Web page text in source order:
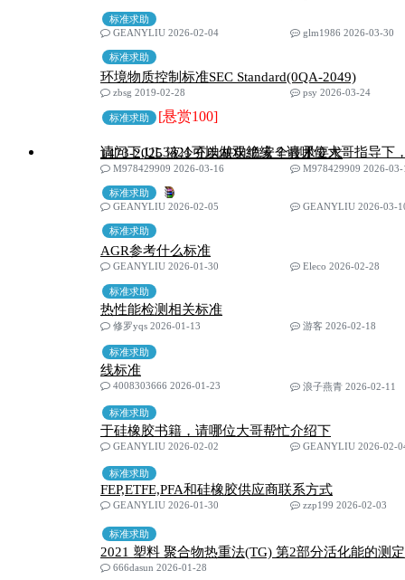
标准求助
GEANYLIU 2026-02-04
glm1986 2026-03-30
标准求助
环境物质控制标准SEC Standard(0QA-2049)
zbsg 2019-02-28
psy 2026-03-24
标准求助 [悬赏100]
1473-2025 液冷充电桩电缆安全技术要求
M978429909 2026-03-16
M978429909 2026-03-
标准求助
请问下,UL3321可以做双绝缘？请哪位大哥指导下
GEANYLIU 2026-02-05
GEANYLIU 2026-03-
标准求助
AGR参考什么标准
GEANYLIU 2026-01-30
Eleco 2026-02-28
标准求助
热性能检测相关标准
修罗yqs 2026-01-13
游客 2026-02-18
标准求助
线标准
4008303666 2026-01-23
浪子燕青 2026-02-11
标准求助
于硅橡胶书籍，请哪位大哥帮忙介绍下
GEANYLIU 2026-02-02
GEANYLIU 2026-02-
标准求助
FEP,ETFE,PFA和硅橡胶供应商联系方式
GEANYLIU 2026-01-30
zzp199 2026-02-03
标准求助
2021 塑料 聚合物热重法(TG) 第2部分活化能的测定
666dasun 2026-01-28